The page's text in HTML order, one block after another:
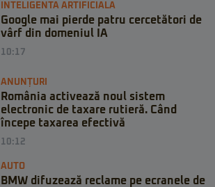
INTELIGENTA ARTIFICIALA
Google mai pierde patru cercetători de
vârf din domeniul IA
10:17
ANUNȚURI
România activează noul sistem
electronic de taxare rutieră. Când
începe taxarea efectivă
10:12
AUTO
BMW difuzează reclame pe ecranele de